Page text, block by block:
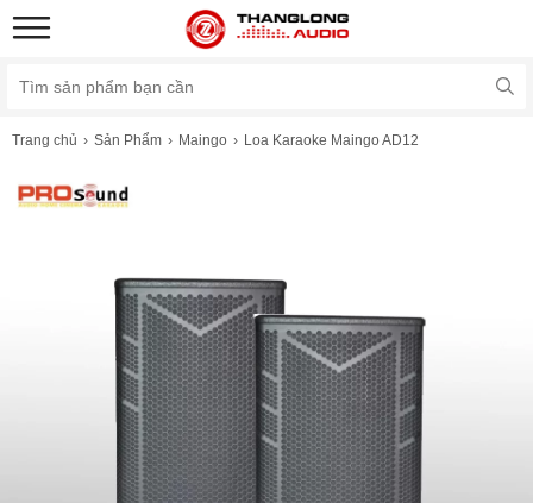
Trang chủ Sản Phẩm Maingo Loa Karaoke Maingo AD12